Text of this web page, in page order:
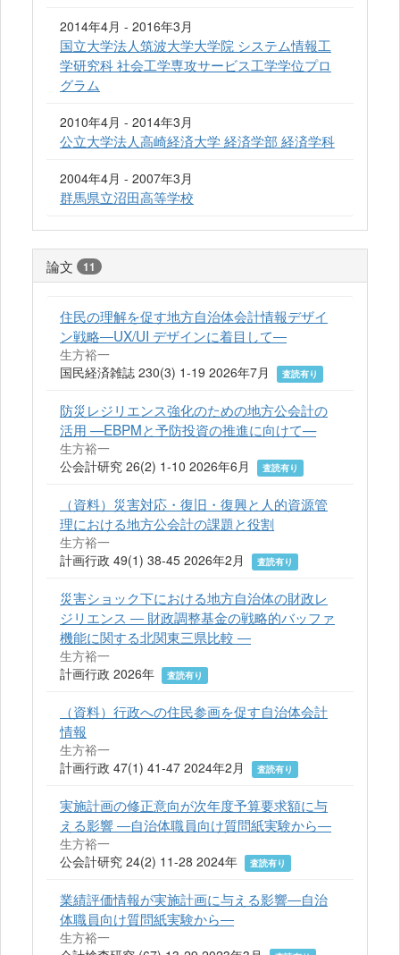
2014年4月 - 2016年3月
国立大学法人筑波大学大学院 システム情報工
学研究科 社会工学専攻サービス工学学位プロ
グラム
2010年4月 - 2014年3月
公立大学法人高崎経済大学 経済学部 経済学科
2004年4月 - 2007年3月
群馬県立沼田高等学校
論文 11
住民の理解を促す地方自治体会計情報デザイ
ン戦略―UX/UI デザインに着目して―
生方裕一
国民経済雑誌 230(3) 1-19 2026年7月
査読有り
防災レジリエンス強化のための地方公会計の
活用 —EBPMと予防投資の推進に向けて—
生方裕一
公会計研究 26(2) 1-10 2026年6月
査読有り
（資料）災害対応・復旧・復興と人的資源管
理における地方公会計の課題と役割
生方裕一
計画行政 49(1) 38-45 2026年2月
査読有り
災害ショック下における地方自治体の財政レ
ジリエンス ― 財政調整基金の戦略的バッファ
機能に関する北関東三県比較 ―
生方裕一
計画行政 2026年
査読有り
（資料）行政への住民参画を促す自治体会計
情報
生方裕一
計画行政 47(1) 41-47 2024年2月
査読有り
実施計画の修正意向が次年度予算要求額に与
える影響 ―自治体職員向け質問紙実験から―
生方裕一
公会計研究 24(2) 11-28 2024年
査読有り
業績評価情報が実施計画に与える影響―自治
体職員向け質問紙実験から―
生方裕一